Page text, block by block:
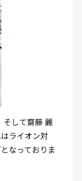
そして齋藤 麗
ライオン対
なっておりま